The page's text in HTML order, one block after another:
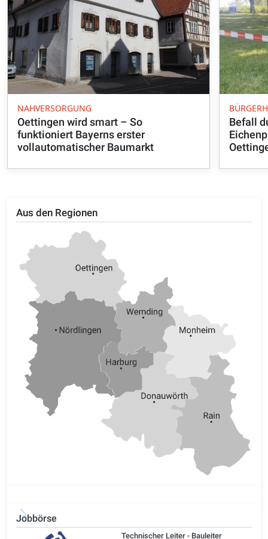
Aus den Regionen
Jobbörse
Technischer Leiter - Bauleiter
NAHVERSORGUNG
Oettingen wird smart – So
funktioniert Bayerns erster
vollautomatischer Baumarkt
Befall